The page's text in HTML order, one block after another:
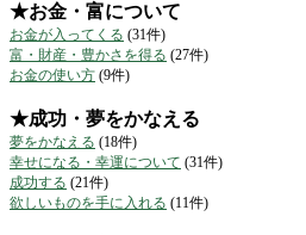
★お金・富について
お金が入ってくる (31件)
富・財産・豊かさを得る (27件)
お金の使い方 (9件)
★成功・夢をかなえる
夢をかなえる (18件)
幸せになる・幸運について (31件)
成功する (21件)
欲しいものを手に入れる (11件)